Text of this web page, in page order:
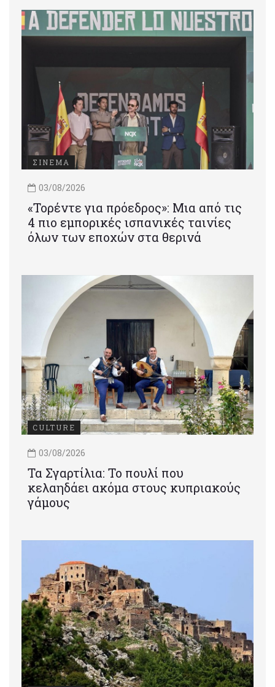
ΣΙΝΕΜΑ
03/08/2026
«Τορέντε για πρόεδρος»: Mια από τις
4 πιο εμπορικές ισπανικές ταινίες
όλων των εποχών στα θερινά
CULTURE
03/08/2026
Τα Σγαρτίλια: Το πουλί που
κελαηδάει ακόμα στους κυπριακούς
γάμους